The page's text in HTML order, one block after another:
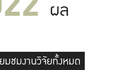
ผล
มชมงานวิจัยทั้งหมด